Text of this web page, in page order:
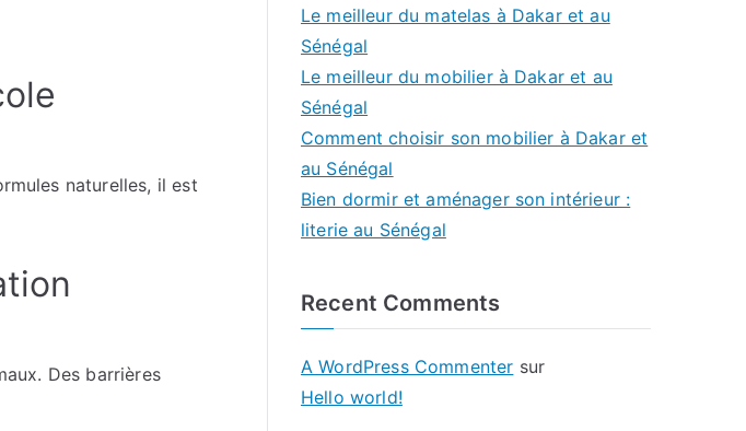
naturelles, il est
Des barrières
Le meilleur du matelas à Dakar et au
Sénégal
Le meilleur du mobilier à Dakar et au
Sénégal
Comment choisir son mobilier à Dakar et
au Sénégal
Bien dormir et aménager son intérieur :
literie au Sénégal
Recent Comments
A WordPress Commenter sur
Hello world!